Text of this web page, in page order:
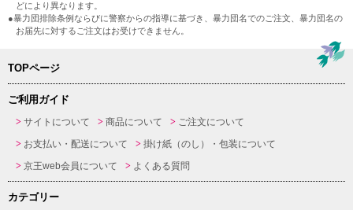
どにより異なります。
●暴力団排除条例ならびに警察からの指導に基づき、暴力団名でのご注文、暴力団名の
お届先に対するご注文はお受けできません。
TOPページ
ご利用ガイド
サイトについて 商品について
ご注文について
お支払い・配送について
掛け紙（のし）・包装について
京王web会員について
よくある質問
カテゴリー